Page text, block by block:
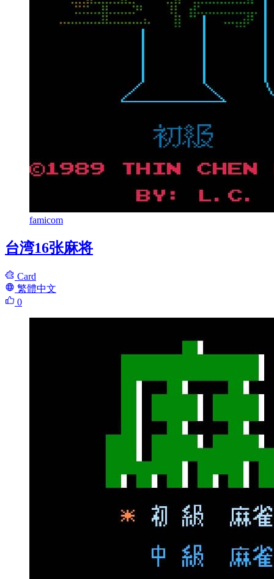
famicom
台湾16张麻将
Card
繁體中文
0